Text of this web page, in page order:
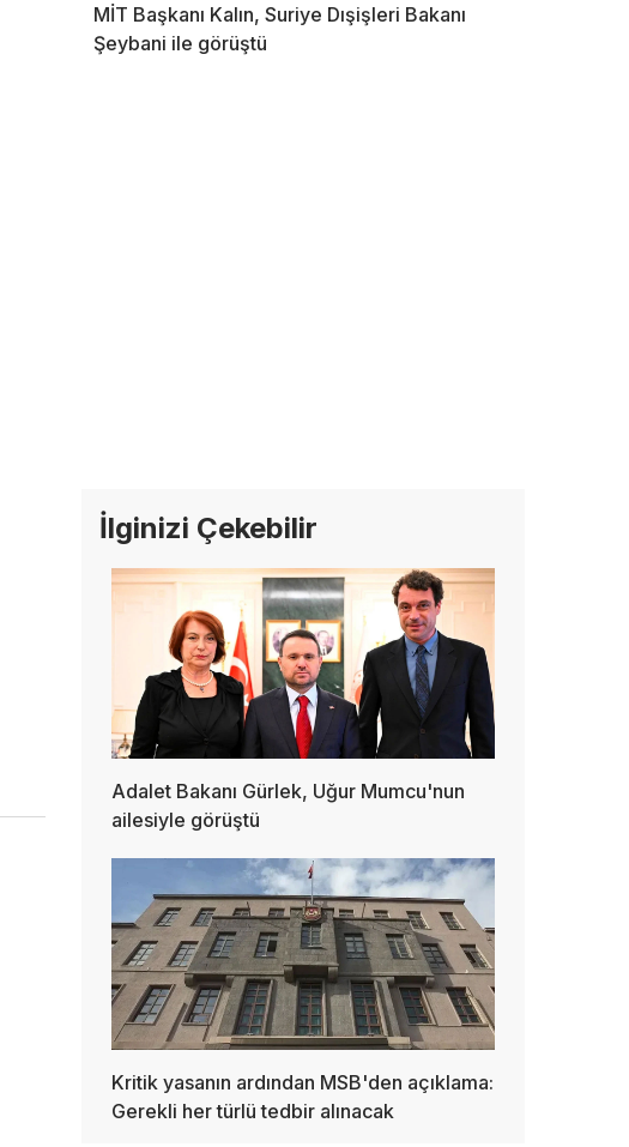
MİT Başkanı Kalın, Suriye Dışişleri Bakanı
Şeybani ile görüştü
İlginizi Çekebilir
Adalet Bakanı Gürlek, Uğur Mumcu'nun
ailesiyle görüştü
Kritik yasanın ardından MSB'den açıklama:
Gerekli her türlü tedbir alınacak